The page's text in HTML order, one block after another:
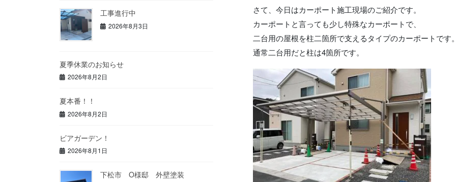
さて、今日はカーポート施工現場のご紹介です。
カーポートと言っても少し特殊なカーポートで、
二台用の屋根を柱二箇所で支えるタイプのカーポートです
通常二台用だと柱は4箇所です。
工事進行中
2026年8月3日
夏季休業のお知らせ
2026年8月2日
夏本番！！
2026年8月2日
ビアガーデン！
2026年8月1日
下松市 O様邸 外壁塗装